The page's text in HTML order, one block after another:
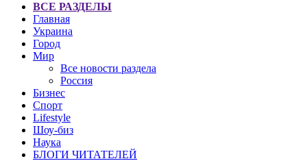
ВСЕ РАЗДЕЛЫ
Главная
Украина
Город
Мир
Все новости раздела
Россия
Бизнес
Спорт
Lifestyle
Шоу-биз
Наука
БЛОГИ ЧИТАТЕЛЕЙ